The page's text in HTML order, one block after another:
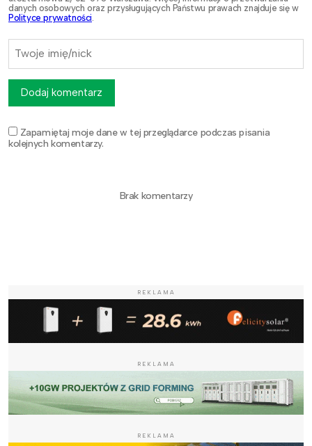
danych osobowych oraz przysługujących Państwu prawach znajduje się w
Polityce prywatności
Zapamiętaj moje dane w tej przeglądarce podczas pisania
kolejnych komentarzy.
Dodaj komentarz
Brak komentarzy
REKLAMA
REKLAMA
REKLAMA